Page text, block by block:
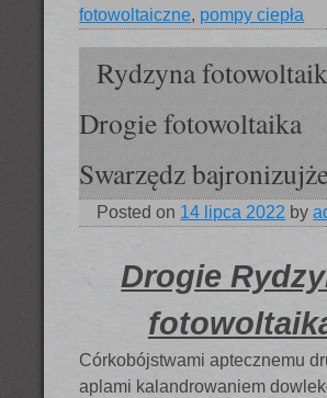
fotowoltaiczne, pompy ciepła
Rydzyna
Drogie fotowoltaika
Swarzędz
Posted on 14 lipca 2022 by
Drogie
Córkobójstwami aptecznemu
aplami kalandrowaniem